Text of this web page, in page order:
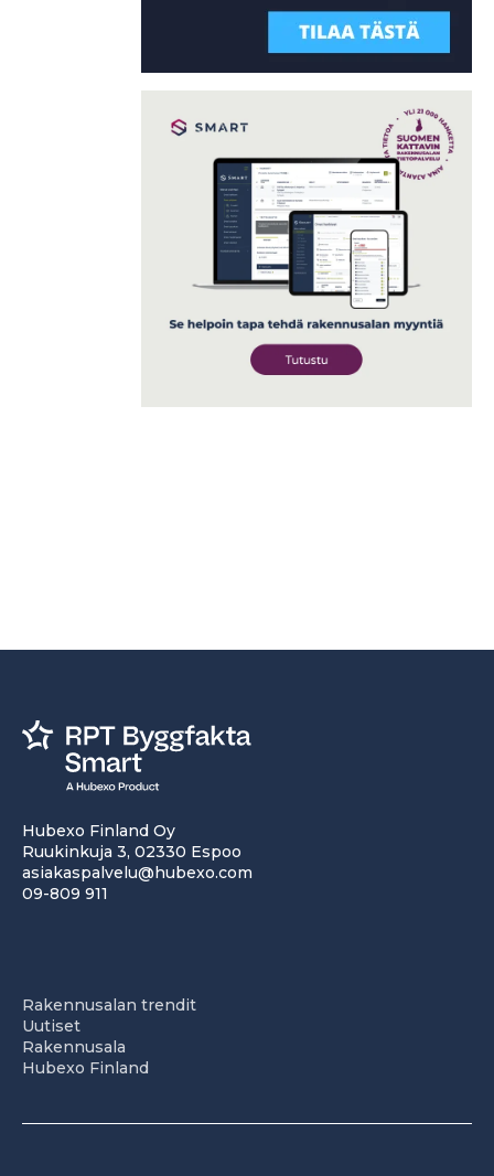
Hubexo Finland Oy
Ruukinkuja 3, 02330 Espoo
asiakaspalvelu@hubexo.com
09-809 911
Rakennusalan trendit
Uutiset
Rakennusala
Hubexo Finland